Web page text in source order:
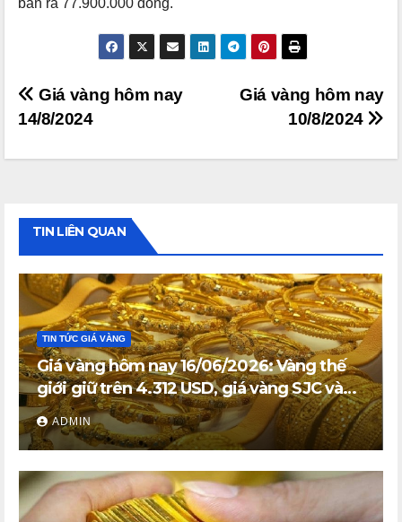
Điều
hướng
Giá vàng hôm nay
10/8/2024
Giá vàng hôm nay
14/8/2024
TIN LIÊN QUAN
TIN TỨC GIÁ VÀNG
Giá vàng hôm nay 16/06/2026: Vàng thế
giới giữ trên 4.312 USD, giá vàng SJC và
vàng nhẫn trong nước đi ngang
ADMIN